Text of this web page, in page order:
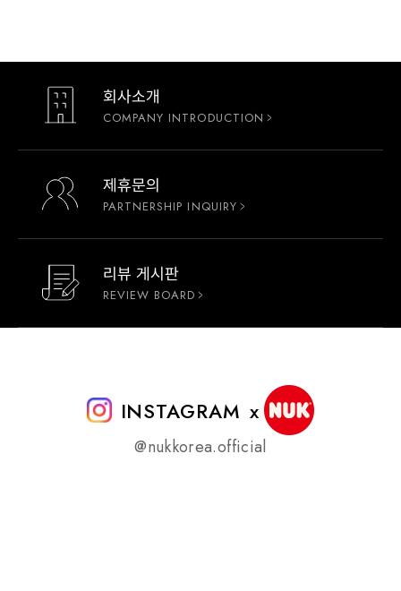
회사소개
COMPANY INTRODUCTION
제휴문의
PARTNERSHIP INQUIRY
리뷰 게시판
REVIEW BOARD
INSTAGRAM x
@nukkorea.official